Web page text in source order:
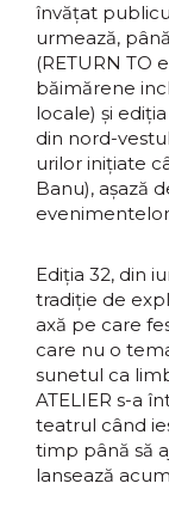
învățat
urmează,
(RETURN TO
băimărene
locale) și
din nord-
urilor inițiate
Banu), așază
Ediția 32, din
tradiție de
axă pe care
care nu o
sunetul ca
ATELIER s-a
teatrul când
timp până să
lansează